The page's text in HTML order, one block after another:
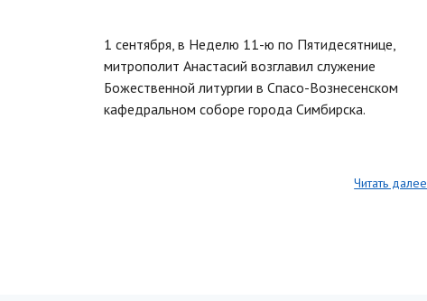
1 сентября, в Неделю 11-ю по Пятидесятнице,
митрополит Анастасий возглавил служение
Божественной литургии в Спасо-Вознесенском
кафедральном соборе города Симбирска.
Читать далее